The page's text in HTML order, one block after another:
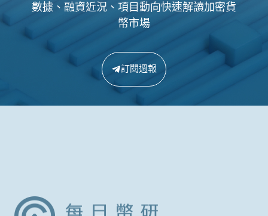
數據、融資近況、項目動向快速解讀加密貨
幣市場
訂閱週報